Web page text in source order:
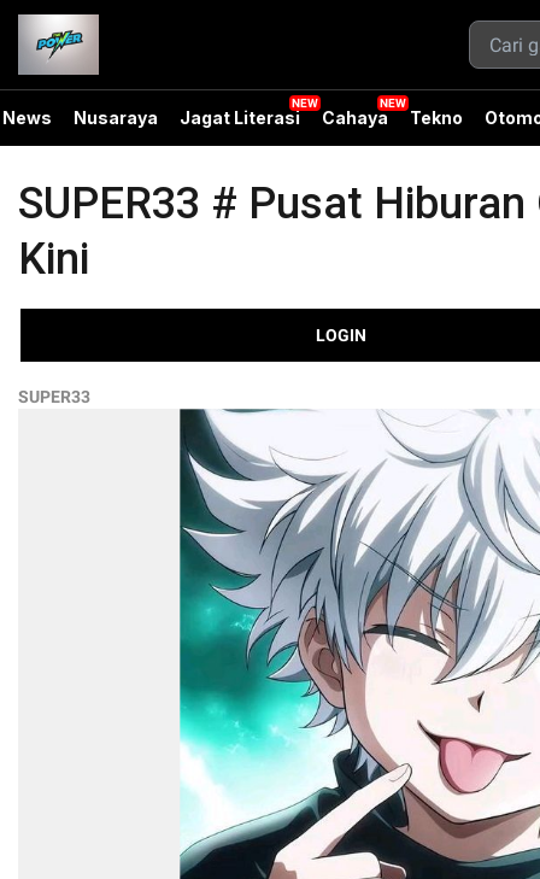
News Nusaraya Jagat Literasi Cahaya Tekno
SUPER33 # Pusat
Kini
LOGIN
SUPER33